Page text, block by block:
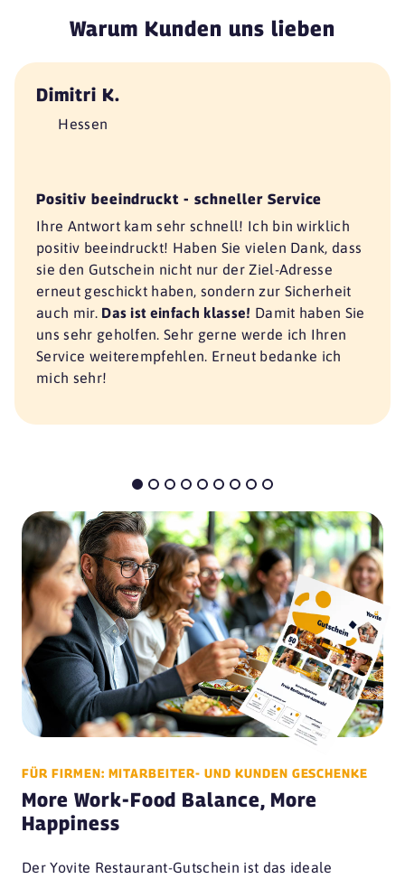
Warum Kunden uns lieben
Dimitri K.
Hessen
Positiv beeindruckt - schneller Service
Ihre Antwort kam sehr schnell! Ich bin wirklich
positiv beeindruckt! Haben Sie vielen Dank, dass
sie den Gutschein nicht nur der Ziel-Adresse
erneut geschickt haben, sondern zur Sicherheit
auch mir. Das ist einfach klasse! Damit haben Sie
uns sehr geholfen. Sehr gerne werde ich Ihren
Service weiterempfehlen. Erneut bedanke ich
mich sehr!
FÜR FIRMEN: MITARBEITER- UND KUNDEN GESCHENKE
More Work-Food Balance, More
Happiness
Der Yovite Restaurant-Gutschein ist das ideale